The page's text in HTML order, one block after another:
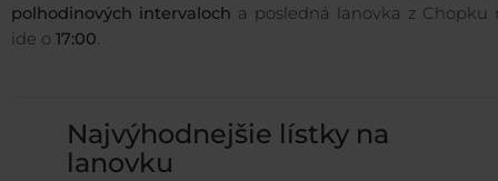
polhodinových intervaloch a posledná lanovka z Chopku
ide o 17:00.
Najvýhodnejšie lístky na
lanovku